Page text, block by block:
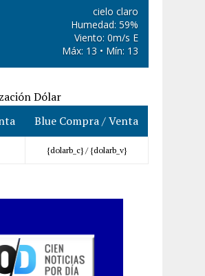
cielo claro
Humedad: 59%
Viento: 0m/s E
Máx: 13 • Mín: 13
Dólar
Blue Compra / Venta
{dolarb_c} / {dolarb_v}